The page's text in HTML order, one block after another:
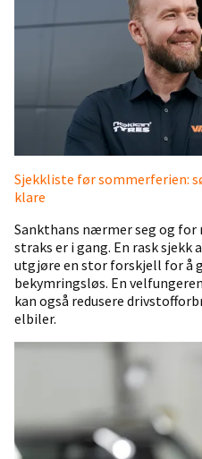
Sjekkliste før sommerferien:
klare
Sankthans nærmer seg og
straks er i gang. En rask sjekk
utgjøre en stor forskjell for å
bekymringsløs. En
kan også redusere
elbiler.